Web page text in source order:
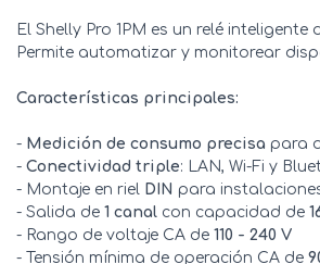
El Shelly Pro 1PM es un relé
Permite automatizar y monitorear
Características principales:
- Medición de consumo precisa para
- Conectividad triple: LAN, Wi-Fi y
- Montaje en riel DIN para
- Salida de 1 canal con capacidad de
- Rango de voltaje CA de 110 - 240 V
- Tensión mínima de operación CA de